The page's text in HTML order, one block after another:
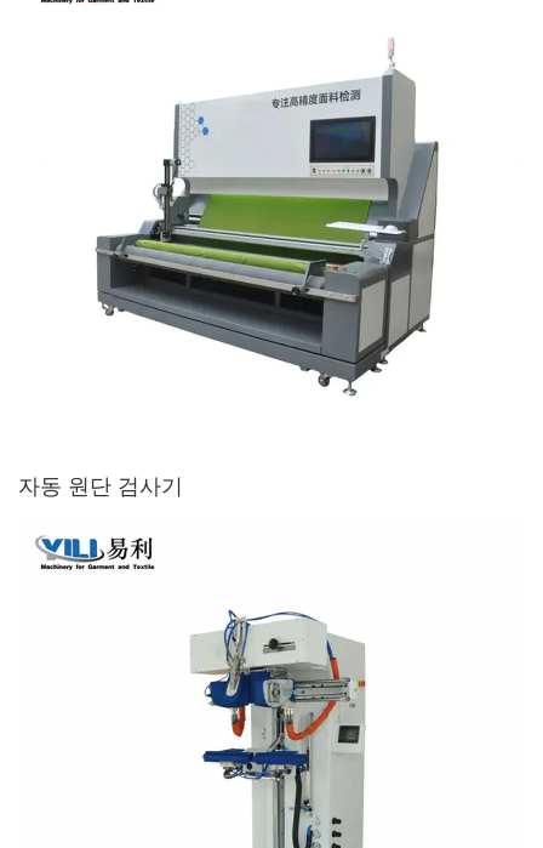
자동 원단 검사기